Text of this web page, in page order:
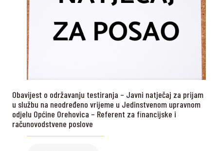
Obavijest o održavanju testiranja – Javni natječaj za prijam
u službu na neodređeno vrijeme u Jedinstvenom upravnom
odjelu Općine Orehovica – Referent za financijske i
računovodstvene poslove